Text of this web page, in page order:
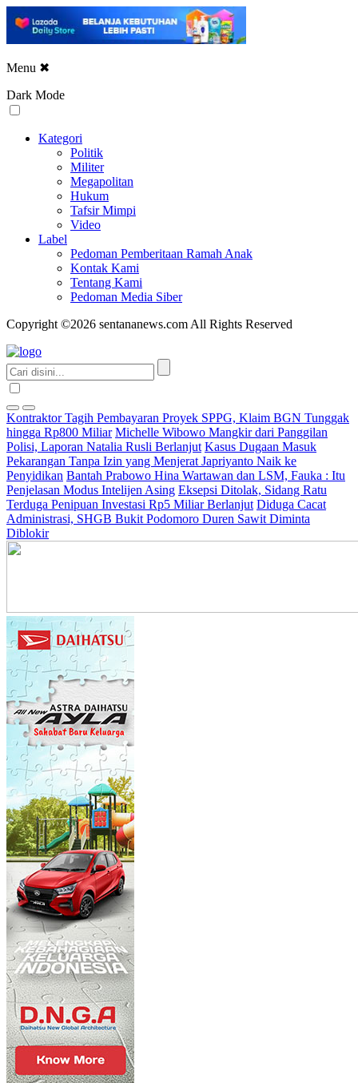
Menu ✖
Dark Mode
Kategori
Politik
Militer
Megapolitan
Hukum
Tafsir Mimpi
Video
Label
Pedoman Pemberitaan Ramah Anak
Kontak Kami
Tentang Kami
Pedoman Media Siber
Copyright ©2026 sentananews.com All Rights Reserved
Kontraktor Tagih Pembayaran Proyek SPPG, Klaim BGN Tunggak
hingga Rp800 Miliar Michelle Wibowo Mangkir dari Panggilan
Polisi, Laporan Natalia Rusli Berlanjut Kasus Dugaan Masuk
Pekarangan Tanpa Izin yang Menjerat Japriyanto Naik ke
Penyidikan Bantah Prabowo Hina Wartawan dan LSM, Fauka : Itu
Penjelasan Modus Intelijen Asing Eksepsi Ditolak, Sidang Ratu
Terduga Penipuan Investasi Rp5 Miliar Berlanjut Diduga Cacat
Administrasi, SHGB Bukit Podomoro Duren Sawit Diminta
Diblokir